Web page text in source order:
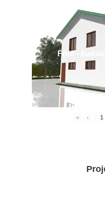
Före -
« ‹